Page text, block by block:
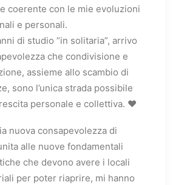
coerente con le mie evoluzioni
e personali.
di studio “in solitaria”, arrivo
che condivisione e
assieme allo scambio di
sono l’unica strada possibile
personale e collettiva. ♥️
nuova consapevolezza di
alle nuove fondamentali
che devono avere i locali
per poter riaprire, mi hanno